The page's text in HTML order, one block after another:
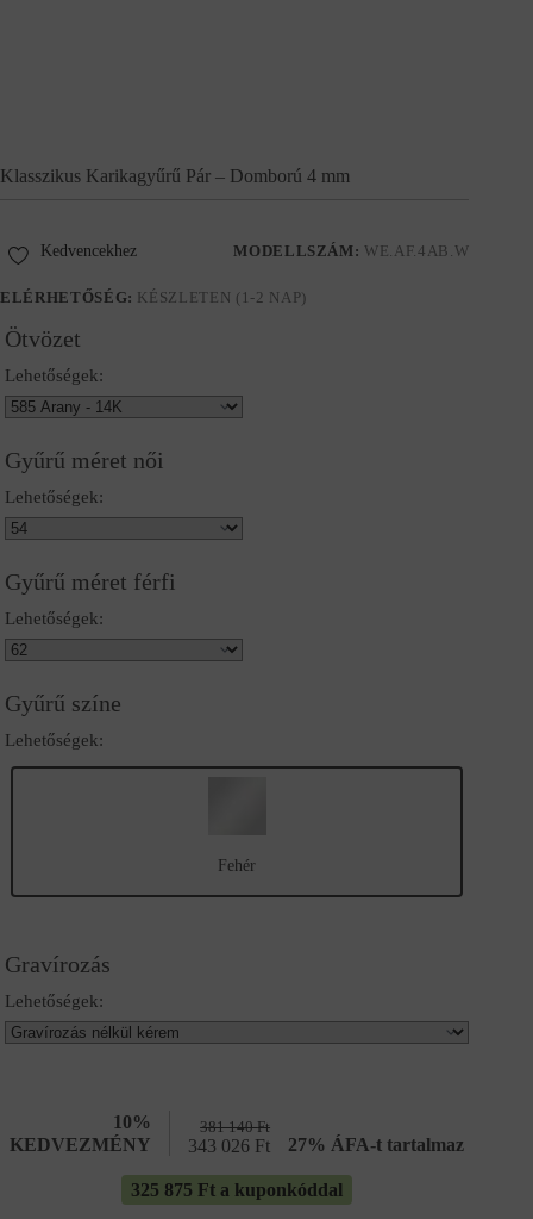
Klasszikus Karikagyűrű Pár – Domború 4 mm
MODELLSZÁM: WE.AF.4AB.W
ELÉRHETŐSÉG: KÉSZLETEN (1-2 NAP)
Kedvencekhez
Ötvözet
Lehetőségek:
Gyűrű méret női
Lehetőségek:
Gyűrű méret férfi
Lehetőségek:
Gyűrű színe
Lehetőségek:
Fehér
Gravírozás
Lehetőségek:
10%
KEDVEZMÉNY
381 140Ft
343 026 Ft 27% ÁFA-t tartalmaz
325 875 Ft a kuponkóddal